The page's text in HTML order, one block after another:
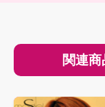
関連商